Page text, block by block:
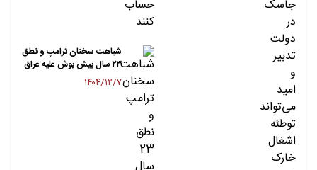
شباهت سخنان ترامپ و نطق
۲۳ سال پیش بوش علیه عراق
۱۴۰۴/۱۲/۷